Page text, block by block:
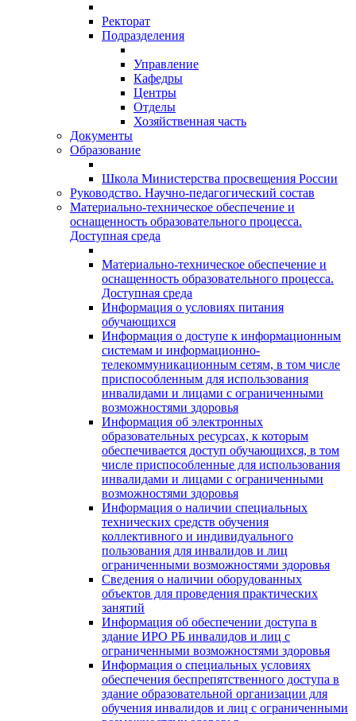
Ректорат
Подразделения
Управление
Кафедры
Центры
Отделы
Хозяйственная часть
Документы
Образование
Школа Министерства просвещения России
Руководство. Научно-педагогический состав
Материально-техническое обеспечение и
оснащенность образовательного процесса.
Доступная среда
Материально-техническое обеспечение и
оснащенность образовательного процесса.
Доступная среда
Информация о условиях питания
обучающихся
Информация о доступе к информационным
системам и информационно-
телекоммуникационным сетям, в том числе
приспособленным для использования
инвалидами и лицами с ограниченными
возможностями здоровья
Информация об электронных
образовательных ресурсах, к которым
обеспечивается доступ обучающихся, в том
числе приспособленные для использования
инвалидами и лицами с ограниченными
возможностями здоровья
Информация о наличии специальных
технических средств обучения
коллективного и индивидуального
пользования для инвалидов и лиц
ограниченными возможностями здоровья
Сведения о наличии оборудованных
объектов для проведения практических
занятий
Информация об обеспечении доступа в
здание ИРО РБ инвалидов и лиц с
ограниченными возможностями здоровья
Информация о специальных условиях
обеспечения беспрепятственного доступа в
здание образовательной организации для
обучения инвалидов и лиц с ограниченными